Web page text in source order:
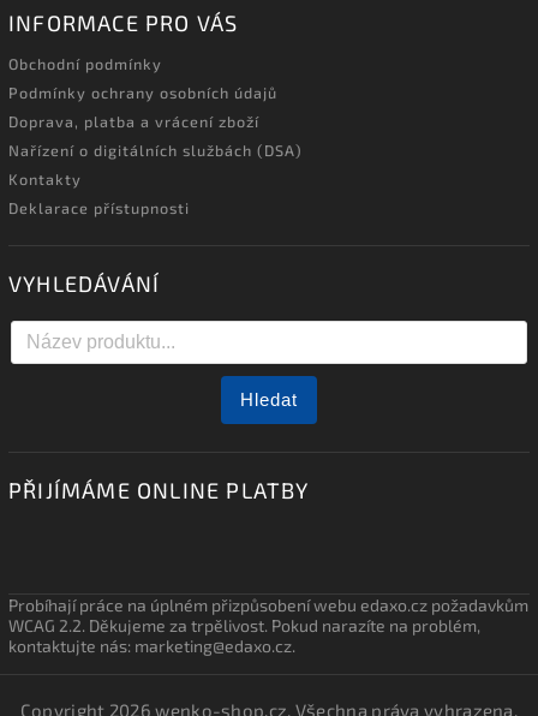
INFORMACE PRO VÁS
Obchodní podmínky
Podmínky ochrany osobních údajů
Doprava, platba a vrácení zboží
Nařízení o digitálních službách (DSA)
Kontakty
Deklarace přístupnosti
VYHLEDÁVÁNÍ
Hledat
PŘIJÍMÁME ONLINE PLATBY
Probíhají práce na úplném přizpůsobení webu edaxo.cz požadavkům
WCAG 2.2. Děkujeme za trpělivost. Pokud narazíte na problém,
kontaktujte nás: marketing@edaxo.cz.
Copyright 2026wenko-shop.cz. Všechna práva vyhrazena.